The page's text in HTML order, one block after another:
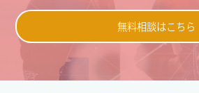
無料相談はこちら